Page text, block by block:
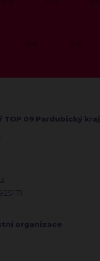
TOP 09 Pardubický kraj
organizace